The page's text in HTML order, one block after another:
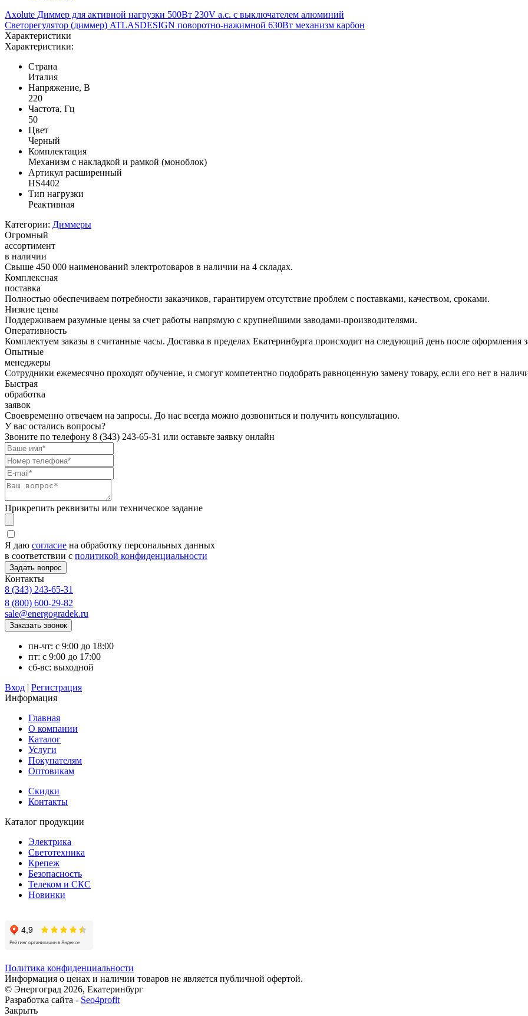
Axolute Диммер для активной нагрузки 500Вт 230V a.c. с выключателем алюминий
Светорегулятор (диммер) ATLASDESIGN поворотно-нажимной 630Вт механизм карбон
Характеристики
Характеристики:
Страна
Италия
Напряжение, В
220
Частота, Гц
50
Цвет
Черный
Комплектация
Механизм с накладкой и рамкой (моноблок)
Артикул расширенный
HS4402
Тип нагрузки
Реактивная
Категории: Диммеры
Огромный
ассортимент
в наличии
Свыше 450 000 наименований электротоваров в наличии на 4 складах.
Комплексная
поставка
Полностью обеспечиваем потребности заказчиков, гарантируем отсутствие проблем с поставками, качеством, сроками.
Низкие цены
Поддерживаем разумные цены за счет работы напрямую с крупнейшими заводами-производителями.
Оперативность
Комплектуем заказы в считанные часы. Доставка в пределах Екатеринбурга происходит на следующий день после оформления
Опытные
менеджеры
Сотрудники ежемесячно проходят обучение, и смогут компетентно подобрать равноценную замену товару, если его нет в
Быстрая
обработка
заявок
Своевременно отвечаем на запросы. До нас всегда можно дозвониться и получить консультацию.
У вас остались вопросы?
Звоните по телефону 8 (343) 243-65-31 или оставьте заявку онлайн
Прикрепить реквизиты или техническое задание
Я даю согласие на обработку персональных данных
в соответствии с политикой конфиденциальности
Контакты
8 (343) 243-65-31
8 (800) 600-29-82
sale@energogradek.ru
пн-чт: с 9:00 до 18:00
пт: с 9:00 до 17:00
сб-вс: выходной
Вход | Регистрация
Информация
Главная
О компании
Каталог
Услуги
Покупателям
Оптовикам
Скидки
Контакты
Каталог продукции
Электрика
Светотехника
Крепеж
Безопасность
Телеком и СКС
Новинки
Политика конфиденциальности
Информация о ценах и наличии товаров не является публичной офертой.
© Энергоград 2026, Екатеринбург
Разработка сайта - Seo4profit
Закрыть